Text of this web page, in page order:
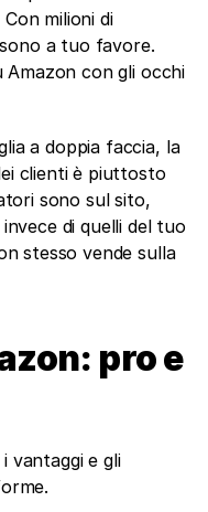
milioni di
a tuo favore.
con gli occhi
a doppia faccia, la
clienti è piuttosto
sono sul sito,
di quelli del tuo
stesso vende sulla
pro e
vantaggi e gli